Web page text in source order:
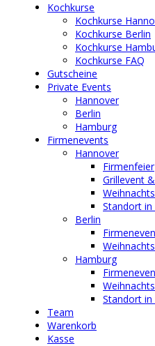
Kochkurse
Kochkurse
Kochkurse Berlin
Kochkurse
Kochkurse FAQ
Gutscheine
Private Events
Hannover
Berlin
Hamburg
Firmenevents
Hannover
Firmenfeier
Grillevent
Standort
Berlin
Hamburg
Standort
Team
Warenkorb
Kasse